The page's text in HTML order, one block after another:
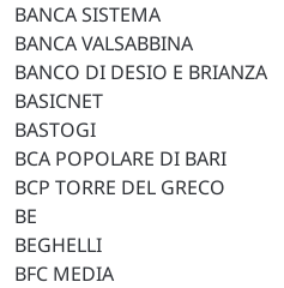
BANCA SISTEMA
BANCA VALSABBINA
BANCO DI DESIO E BRIANZA
BASICNET
BASTOGI
BCA POPOLARE DI BARI
BCP TORRE DEL GRECO
BE
BEGHELLI
BFC MEDIA